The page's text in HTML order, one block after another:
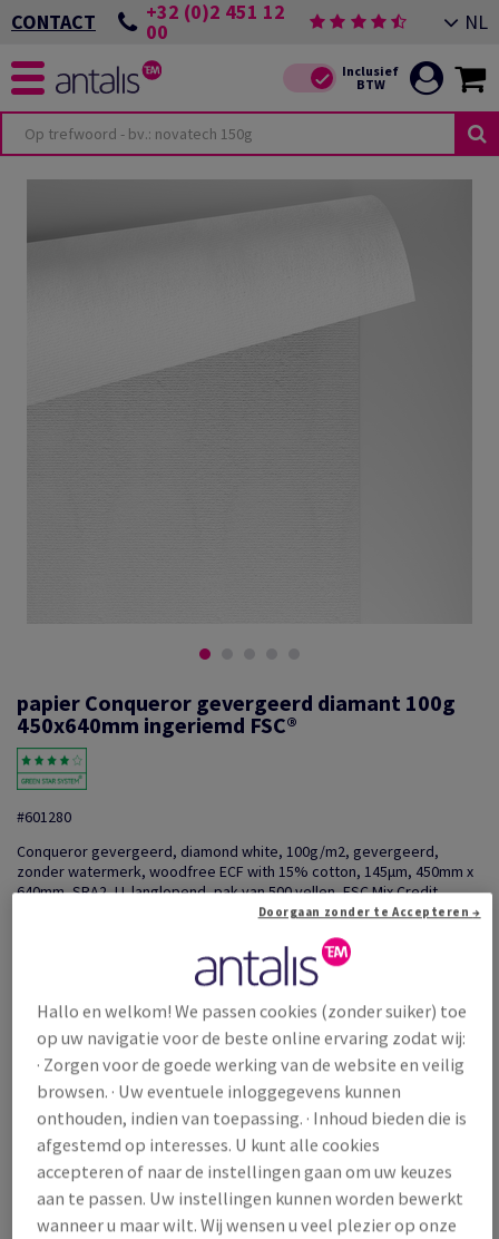
CONTACT +32 (0)2 451 12
00 NL
papier Conqueror gevergeerd diamant 100g
450x640mm ingeriemd FSC®
#601280
Conqueror gevergeerd, diamond white, 100g/m2, gevergeerd,
zonder watermerk, woodfree ECF with 15% cotton, 145µm, 450mm x
640mm, SRA2, LL langlopend, pak van 500 vellen, FSC Mix Credit
Delen via e-mail
/ 1 000 Vel
(28,8 kg )
VERWACHTE LEVERING 10/08/2026
Verpakkingsaantallen
Pak
− +
Hallo en welkom! We passen cookies (zonder suiker) toe
op uw navigatie voor de beste online ervaring zodat wij:
· Zorgen voor de goede werking van de website en veilig
browsen. · Uw eventuele inloggegevens kunnen
onthouden, indien van toepassing. · Inhoud bieden die is
afgestemd op interesses. U kunt alle cookies
accepteren of naar de instellingen gaan om uw keuzes
aan te passen. Uw instellingen kunnen worden bewerkt
wanneer u maar wilt. Wij wensen u veel plezier op onze
Doorgaan zonder te Accepteren →